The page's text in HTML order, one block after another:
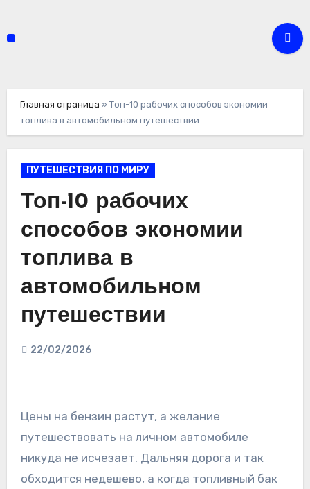
Главная страница » Топ-10 рабочих способов экономии
топлива в автомобильном путешествии
ПУТЕШЕСТВИЯ ПО МИРУ
Топ-10 рабочих
способов экономии
топлива в
автомобильном
путешествии
22/02/2026
Цены на бензин растут, а желание
путешествовать на личном автомобиле
никуда не исчезает. Дальняя дорога и так
обходится недешево, а когда топливный бак